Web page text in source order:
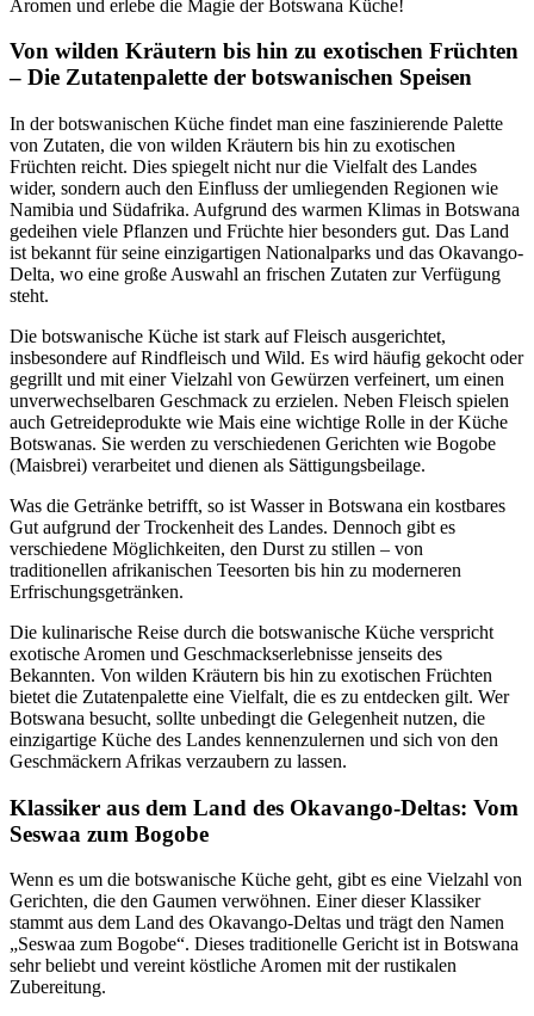
Aromen und erlebe die Magie der Botswana Küche!
Von wilden Kräutern bis hin zu exotischen Früchten
– Die Zutatenpalette der botswanischen Speisen
In der botswanischen Küche findet man eine faszinierende Palette
von Zutaten, die von wilden Kräutern bis hin zu exotischen
Früchten reicht. Dies spiegelt nicht nur die Vielfalt des Landes
wider, sondern auch den Einfluss der umliegenden Regionen wie
Namibia und Südafrika. Aufgrund des warmen Klimas in Botswana
gedeihen viele Pflanzen und Früchte hier besonders gut. Das Land
ist bekannt für seine einzigartigen Nationalparks und das Okavango-
Delta, wo eine große Auswahl an frischen Zutaten zur Verfügung
steht.
Die botswanische Küche ist stark auf Fleisch ausgerichtet,
insbesondere auf Rindfleisch und Wild. Es wird häufig gekocht oder
gegrillt und mit einer Vielzahl von Gewürzen verfeinert, um einen
unverwechselbaren Geschmack zu erzielen. Neben Fleisch spielen
auch Getreideprodukte wie Mais eine wichtige Rolle in der Küche
Botswanas. Sie werden zu verschiedenen Gerichten wie Bogobe
(Maisbrei) verarbeitet und dienen als Sättigungsbeilage.
Was die Getränke betrifft, so ist Wasser in Botswana ein kostbares
Gut aufgrund der Trockenheit des Landes. Dennoch gibt es
verschiedene Möglichkeiten, den Durst zu stillen – von
traditionellen afrikanischen Teesorten bis hin zu moderneren
Erfrischungsgetränken.
Die kulinarische Reise durch die botswanische Küche verspricht
exotische Aromen und Geschmackserlebnisse jenseits des
Bekannten. Von wilden Kräutern bis hin zu exotischen Früchten
bietet die Zutatenpalette eine Vielfalt, die es zu entdecken gilt. Wer
Botswana besucht, sollte unbedingt die Gelegenheit nutzen, die
einzigartige Küche des Landes kennenzulernen und sich von den
Geschmäckern Afrikas verzaubern zu lassen.
Klassiker aus dem Land des Okavango-Deltas: Vom
Seswaa zum Bogobe
Wenn es um die botswanische Küche geht, gibt es eine Vielzahl von
Gerichten, die den Gaumen verwöhnen. Einer dieser Klassiker
stammt aus dem Land des Okavango-Deltas und trägt den Namen
„Seswaa zum Bogobe“. Dieses traditionelle Gericht ist in Botswana
sehr beliebt und vereint köstliche Aromen mit der rustikalen
Zubereitung.